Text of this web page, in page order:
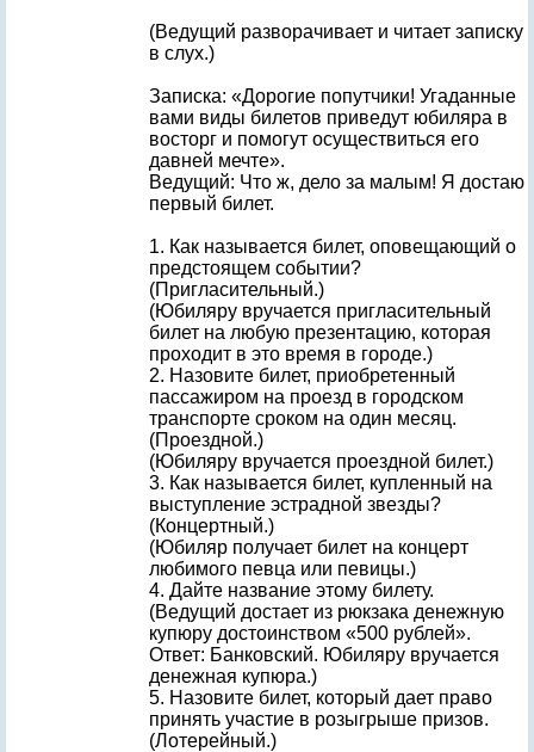
(Ведущий разворачивает и читает записку
в слух.)
Записка: «Дорогие попутчики! Угаданные
вами виды билетов приведут юбиляра в
восторг и помогут осуществиться его
давней мечте».
Ведущий: Что ж, дело за малым! Я достаю
первый билет.
1. Как называется билет, оповещающий о
предстоящем событии?
(Пригласительный.)
(Юбиляру вручается пригласительный
билет на любую презентацию, которая
проходит в это время в городе.)
2. Назовите билет, приобретенный
пассажиром на проезд в городском
транспорте сроком на один месяц.
(Проездной.)
(Юбиляру вручается проездной билет.)
3. Как называется билет, купленный на
выступление эстрадной звезды?
(Концертный.)
(Юбиляр получает билет на концерт
любимого певца или певицы.)
4. Дайте название этому билету.
(Ведущий достает из рюкзака денежную
купюру достоинством «500 рублей».
Ответ: Банковский. Юбиляру вручается
денежная купюра.)
5. Назовите билет, который дает право
принять участие в розыгрыше призов.
(Лотерейный.)